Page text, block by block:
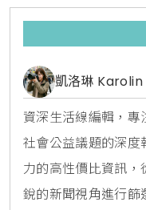
凱洛琳 Karolin
資深生活線編輯，
社會公益議題的深度
力的高性價比資訊
銳的新聞視角進行